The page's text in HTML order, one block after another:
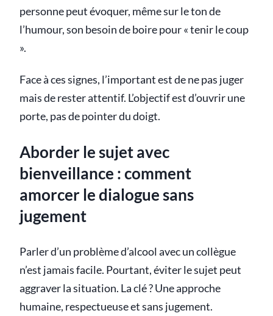
personne peut évoquer, même sur le ton de
l’humour, son besoin de boire pour « tenir le coup
».
Face à ces signes, l’important est de ne pas juger
mais de rester attentif. L’objectif est d’ouvrir une
porte, pas de pointer du doigt.
Aborder le sujet avec
bienveillance : comment
amorcer le dialogue sans
jugement
Parler d’un problème d’alcool avec un collègue
n’est jamais facile. Pourtant, éviter le sujet peut
aggraver la situation. La clé ? Une approche
humaine, respectueuse et sans jugement.